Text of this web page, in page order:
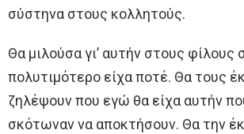
σύστηνα στους κολλητούς.
Θα μιλούσα γι’ αυτήν στους φίλους
πολυτιμότερο είχα ποτέ. Θα τους
ζηλέψουν που εγώ θα είχα αυτήν
σκότωναν να αποκτήσουν. Θα την